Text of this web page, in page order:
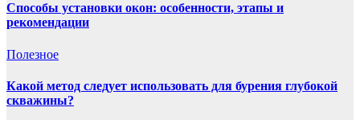
Способы установки окон: особенности, этапы и
рекомендации
Полезнoe
Какой метод следует использовать для бурения глубокой
скважины?